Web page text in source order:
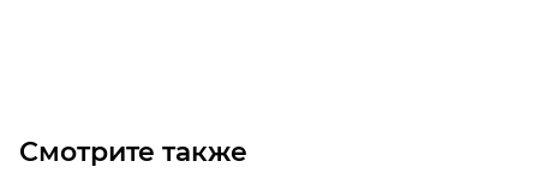
Смотрите также